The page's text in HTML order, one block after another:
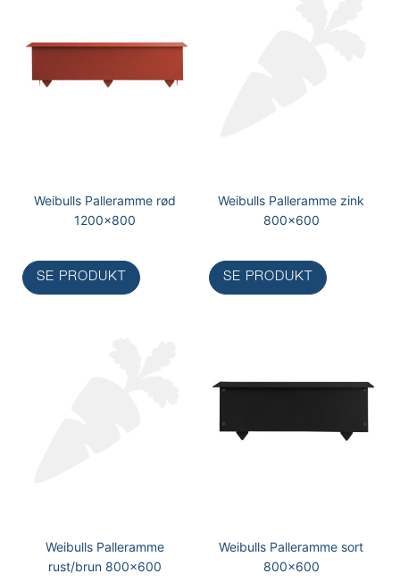
Weibulls Palleramme rød
1200x800
SE PRODUKT
Weibulls Palleramme zink
800x600
SE PRODUKT
Weibulls Palleramme
rust/brun 800x600
Weibulls Palleramme sort
800x600